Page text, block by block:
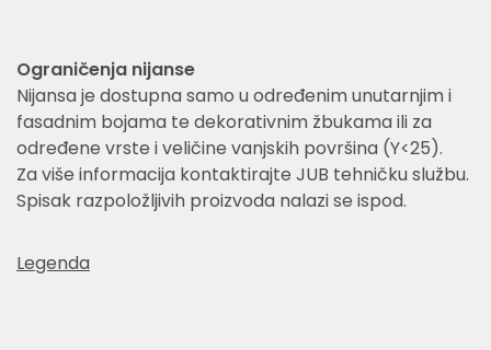
Ograničenja nijanse
Nijansa je dostupna samo u određenim unutarnjim i
fasadnim bojama te dekorativnim žbukama ili za
određene vrste i veličine vanjskih površina (Y<25).
Za više informacija kontaktirajte JUB tehničku službu.
Spisak razpoložljivih proizvoda nalazi se ispod.
Legenda